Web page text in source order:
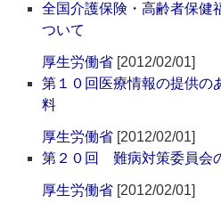
全国介護保険・高齢者保健
ついて
厚生労働省 [2012/02/01]
第１０回医療情報の提供の
料
厚生労働省 [2012/02/01]
第２０回 難病対策委員会
厚生労働省 [2012/02/01]